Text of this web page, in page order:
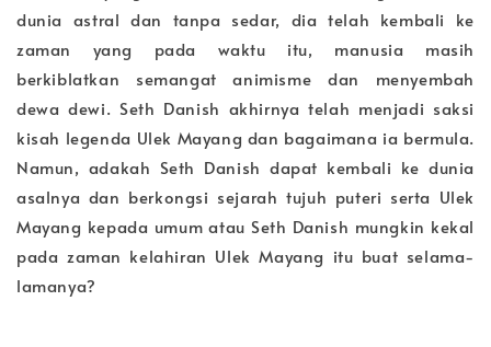
dunia astral dan tanpa sedar, dia telah kembali ke
zaman yang pada waktu itu, manusia masih
berkiblatkan semangat animisme dan menyembah
dewa dewi. Seth Danish akhirnya telah menjadi saksi
kisah legenda Ulek Mayang dan bagaimana ia bermula.
Namun, adakah Seth Danish dapat kembali ke dunia
asalnya dan berkongsi sejarah tujuh puteri serta Ulek
Mayang kepada umum atau Seth Danish mungkin kekal
pada zaman kelahiran Ulek Mayang itu buat selama-
lamanya?